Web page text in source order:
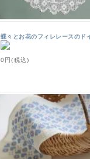
蝶々とお花のフィレレースのド
0円(税込)